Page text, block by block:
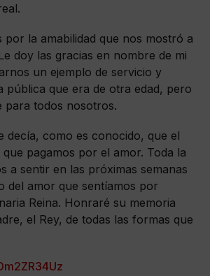
por la amabilidad que nos mostró a
doy las gracias en nombre de mi
un ejemplo de servicio y
pública que era de otra edad, pero
para todos nosotros.
decía, como es conocido, que el
pagamos por el amor. Toda la
a sentir en las próximas semanas
del amor que sentíamos por
Reina. Honraré su memoria
el Rey, de todas las formas que